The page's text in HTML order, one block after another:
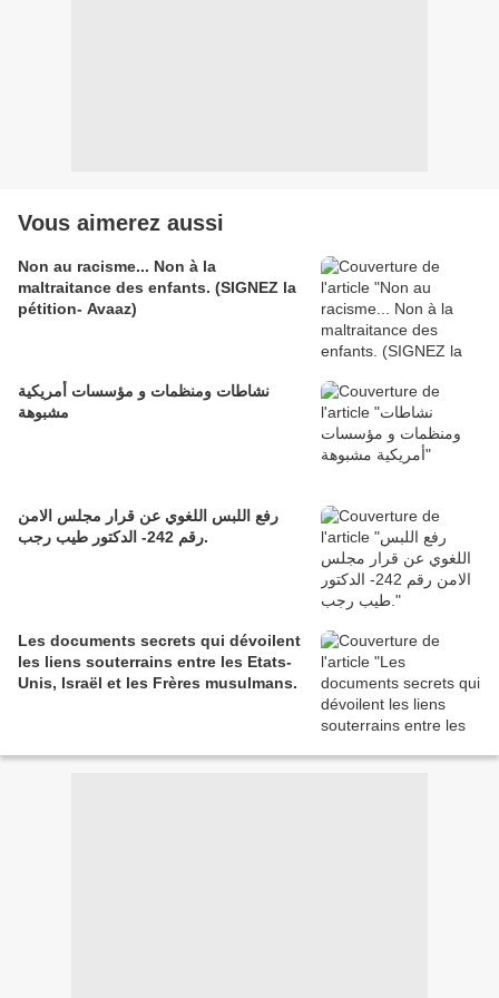
Vous aimerez aussi
Non au racisme... Non à la
maltraitance des enfants. (SIGNEZ la
pétition- Avaaz)
نشاطات ومنظمات و مؤسسات أمريكية
مشبوهة
رفع اللبس اللغوي عن قرار مجلس الامن
رقم 242- الدكتور طيب رجب.
Les documents secrets qui dévoilent
les liens souterrains entre les Etats-
Unis, Israël et les Frères musulmans.